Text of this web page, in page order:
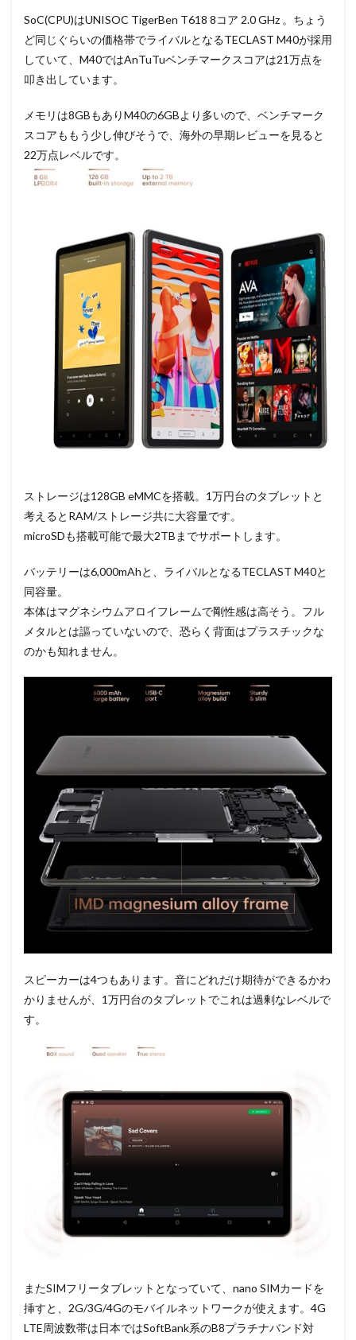
SoC(CPU)はUNISOC TigerBen T618 8コア 2.0 GHz 。ちょう
ど同じぐらいの価格帯でライバルとなるTECLAST M40が採用
していて、M40ではAnTuTuベンチマークスコアは21万点を
叩き出しています。
メモリは8GBもありM40の6GBより多いので、ベンチマーク
スコアももう少し伸びそうで、海外の早期レビューを見ると
22万点レベルです。
ストレージは128GB eMMCを搭載。1万円台のタブレットと
考えるとRAM/ストレージ共に大容量です。
microSDも搭載可能で最大2TBまでサポートします。
バッテリーは6,000mAhと、ライバルとなるTECLAST M40と
同容量。
本体はマグネシウムアロイフレームで剛性感は高そう。フル
メタルとは謳っていないので、恐らく背面はプラスチックな
のかも知れません。
スピーカーは4つもあります。音にどれだけ期待ができるかわ
かりませんが、1万円台のタブレットでこれは過剰なレベルで
す。
またSIMフリータブレットとなっていて、nano SIMカードを
挿すと、2G/3G/4Gのモバイルネットワークが使えます。4G
LTE周波数帯は日本ではSoftBank系のB8プラチナバンド対